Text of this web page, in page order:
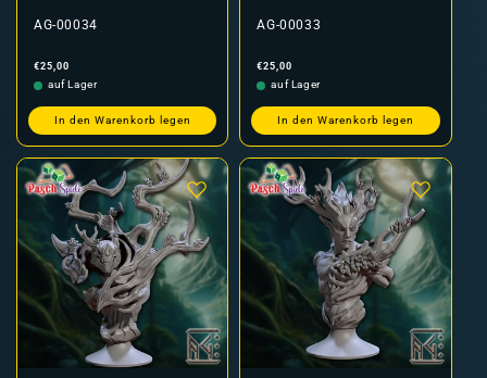
AG-00034
Normaler
Preis
€25,00
auf Lager
In den Warenkorb legen
AG-00033
Normaler
Preis
€25,00
auf Lager
In den Warenkorb legen